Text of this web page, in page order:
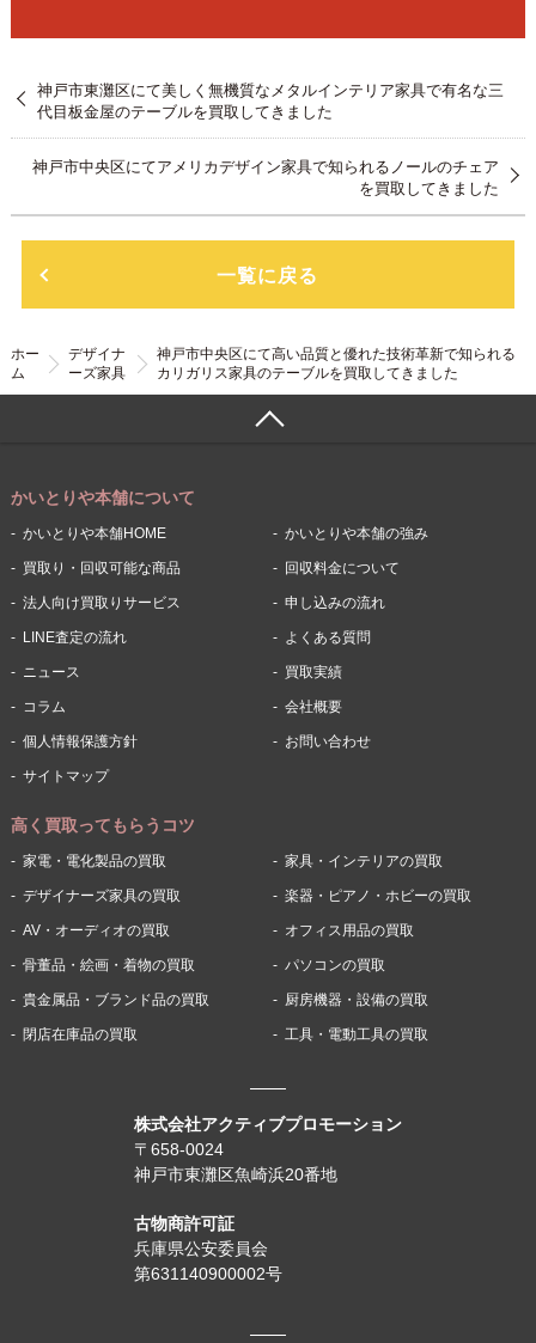
神戸市東灘区にて美しく無機質なメタルインテリア家具で有名な三
代目板金屋のテーブルを買取してきました
神戸市中央区にてアメリカデザイン家具で知られるノールのチェア
を買取してきました
一覧に戻る
ホー
ム
デザイナ
ーズ家具
神戸市中央区にて高い品質と優れた技術革新で知られる
カリガリス家具のテーブルを買取してきました
株式会社アクティブプロモーション
〒658-0024
神戸市東灘区魚崎浜20番地
古物商許可証
兵庫県公安委員会
第631140900002号
かいとりや本舗について
かいとりや本舗HOME かいとりや本舗の強み
買取り・回収可能な商品 回収料金について
法人向け買取りサービス 申し込みの流れ
LINE査定の流れ よくある質問
ニュース 買取実績
コラム 会社概要
個人情報保護方針 お問い合わせ
サイトマップ
高く買取ってもらうコツ
家電・電化製品の買取 家具・インテリアの買取
デザイナーズ家具の買取 楽器・ピアノ・ホビーの買取
AV・オーディオの買取 オフィス用品の買取
骨董品・絵画・着物の買取 パソコンの買取
貴金属品・ブランド品の買取 厨房機器・設備の買取
閉店在庫品の買取 工具・電動工具の買取